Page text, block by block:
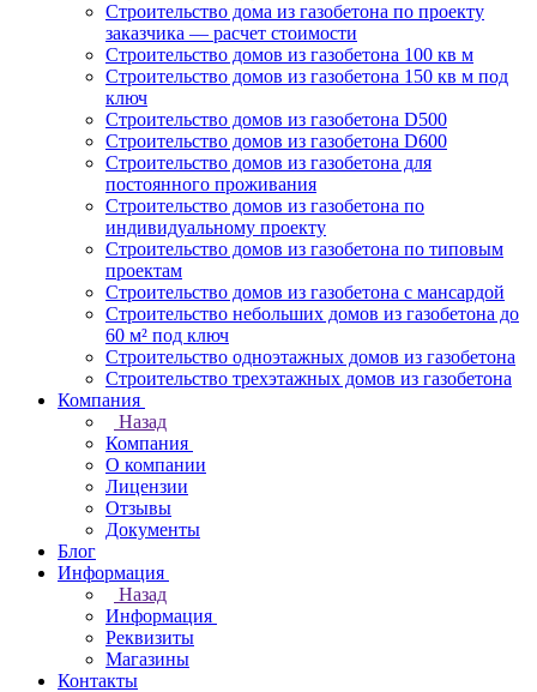
Строительство дома из газобетона по проекту
заказчика — расчет стоимости
Строительство домов из газобетона 100 кв м
Строительство домов из газобетона 150 кв м под
ключ
Строительство домов из газобетона D500
Строительство домов из газобетона D600
Строительство домов из газобетона для
постоянного проживания
Строительство домов из газобетона по
индивидуальному проекту
Строительство домов из газобетона по типовым
проектам
Строительство домов из газобетона с мансардой
Строительство небольших домов из газобетона до
60 м² под ключ
Строительство одноэтажных домов из газобетона
Строительство трехэтажных домов из газобетона
Компания
Назад
Компания
О компании
Лицензии
Отзывы
Документы
Блог
Информация
Назад
Информация
Реквизиты
Магазины
Контакты